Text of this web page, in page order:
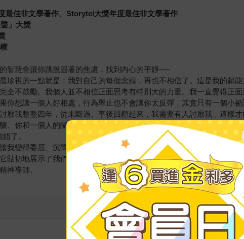
佳非文學著作、Storytel大獎年度最佳非文學著作
」大獎
智慧會讓你跳脫固著的焦慮，找到內心的平靜──
視的一點就是：我對自己的每個念頭，再也不相信了。這是我的超能
不鼓勵。我個人並不相信正面思考有特別大的力量。我一直覺得正面
想讓一個人好相處，行為舉止也不會讓你太反彈，其實只有一個小祕
我整整四年，從未斷過。事後回顧起來，我需要有人討厭我，這樣才
、你和一個人的關係演變到快破裂的時候，只要用任何你喜歡的語言
了。
我變得委屈、沉悶和孤獨。如果你能意識到這種情況有時也會發生在
貼切地展示了我們如何能放下自己太執著的事。
神導師。